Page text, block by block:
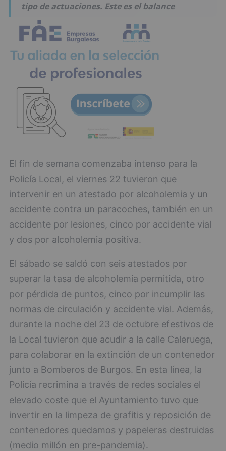
tipo de actuaciones. Este es el balance
El fin de semana comenzaba intenso para la
Policía Local, el viernes 22 tuvieron que
intervenir en un atestado por alcoholemia y un
accidente contra un paracoches, también en un
accidente por lesiones, cinco por accidente vial
y dos por alcoholemia positiva.
El sábado se saldó con seis atestados por
superar la tasa de alcoholemia permitida, otro
por pérdida de puntos, cinco por incumplir las
normas de circulación y accidente vial. Además,
durante la noche del 23 de octubre efestivos de
la Local tuvieron que acudir a la calle Caleruega,
para colaborar en la extinción de un contenedor
junto a Bomberos de Burgos. En esta línea, la
Policía recrimina a través de redes sociales el
elevado coste que el Ayuntamiento tuvo que
invertir en la limpeza de grafitis y reposición de
contenedores quedamos y papeleras destruidas
(medio millón en pre-pandemia).